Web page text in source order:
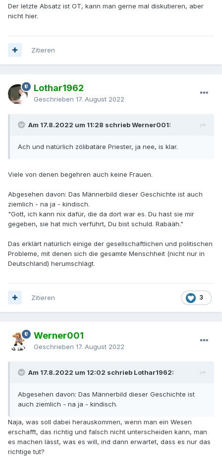
Der letzte Absatz ist OT, kann man gerne mal diskutieren, aber
nicht hier.
Zitieren
Lothar1962
Geschrieben 17. August 2022
Am 17.8.2022 um 11:28 schrieb Werner001:
Ach und natürlich zölibatäre Priester, ja nee, is klar.
Viele von denen begehren auch keine Frauen.
Abgesehen davon: Das Männerbild dieser Geschichte ist auch
ziemlich - na ja - kindisch.
"Gott, ich kann nix dafür, die da dort war es. Du hast sie mir
gegeben, sie hat mich verführt, Du bist schuld. Rabääh."
Das erklärt natürlich einige der gesellschaftlichen und politischen
Probleme, mit denen sich die gesamte Menschheit (nicht nur in
Deutschland) herumschlägt.
3
Zitieren
Werner001
Geschrieben 17. August 2022
Am 17.8.2022 um 12:02 schrieb Lothar1962:
Abgesehen davon: Das Männerbild dieser Geschichte ist
auch ziemlich - na ja - kindisch.
Naja, was soll dabei herauskommen, wenn man ein Wesen
erschafft, das richtig und falsch nicht unterscheiden kann, man
es machen lässt, was es will, ind dann erwartet, dass es nur das
richtige tut?